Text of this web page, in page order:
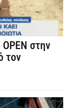
στην
τον